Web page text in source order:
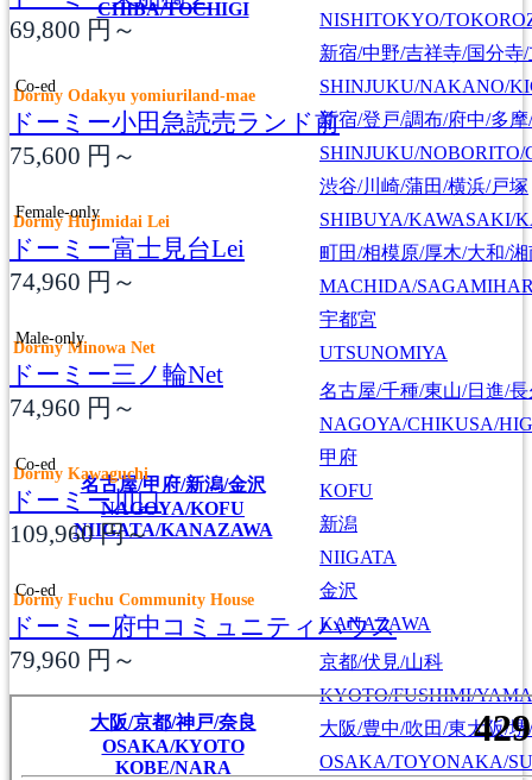
CHIBA/TOCHIGI
NISHITOKYO/
新宿/中野/吉祥寺/国分寺
SHINJUKU/NAKANO/
新宿/登戸/調布/府中/多
SHINJUKU/
渋谷/川崎/蒲田/横浜/戸塚
SHIBUYA/KAWASAKI/
町田/相模原/厚木/大和/湘
MACHIDA/
宇都宮
UTSUNOMIYA
名古屋/甲府/新潟/金沢
NAGOYA/KOFU
NIIGATA/KANAZAWA
名古屋/千種/東山/日進/
NAGOYA/CHIKUSA/
甲府
KOFU
新潟
NIIGATA
金沢
KANAZAWA
大阪/京都/神戸/奈良
OSAKA/KYOTO
KOBE/NARA
京都/伏見/山科
KYOTO/FUSHIMI/
大阪/豊中/吹田/東大阪/
OSAKA/TOYONAKA/
69,800 円～
Co-ed
Dormy Odakyu yomiuriland-mae
ドーミー小田急読売ランド前
75,600 円～
Female-only
Dormy Hujimidai Lei
ドーミー富士見台Lei
74,960 円～
Male-only
Dormy Minowa Net
ドーミー三ノ輪Net
74,960 円～
Co-ed
Dormy Kawaguchi
ドーミー川口
109,960円～
Co-ed
Dormy Fuchu Community House
ドーミー府中コミュニティハウス
79,960 円～